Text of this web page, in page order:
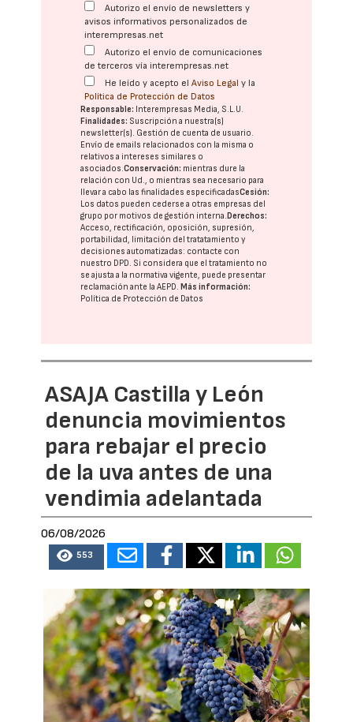
Autorizo el envío de newsletters y
avisos informativos personalizados de
interempresas.net
Autorizo el envío de comunicaciones
de terceros vía interempresas.net
He leído y acepto elAviso Legal y la
Política de Protección de Datos
Responsable: Interempresas Media, S.L.U.
Finalidades: Suscripción a nuestra(s)
newsletter(s). Gestión de cuenta de usuario.
Envío de emails relacionados con la misma o
relativos a intereses similares o
asociados.Conservación: mientras dure la
relación con Ud., o mientras sea necesario para
llevar a cabo las finalidades especificadasCesión:
Los datos pueden cederse a otras empresas del
grupo por motivos de gestión interna. Derechos:
Acceso, rectificación, oposición, supresión,
portabilidad, limitación del tratatamiento y
decisiones automatizadas: contacte con
nuestro DPD. Si considera que el tratamiento no
se ajusta a la normativa vigente, puede presentar
reclamación ante laAEPD. Más información:
Política de Protección de Datos
ASAJA Castilla y León
denuncia movimientos
para rebajar el precio
de la uva antes de una
vendimia adelantada
06/08/2026
553